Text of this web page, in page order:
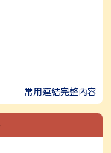
常用連結完整內容